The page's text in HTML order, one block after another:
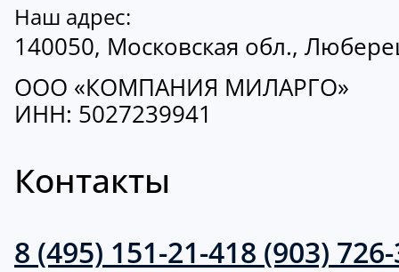
Наш адрес:
140050, Московская обл.,
ООО «КОМПАНИЯ МИЛАРГО»
ИНН: 5027239941
Контакты
8 (495) 151-21-418 (903)